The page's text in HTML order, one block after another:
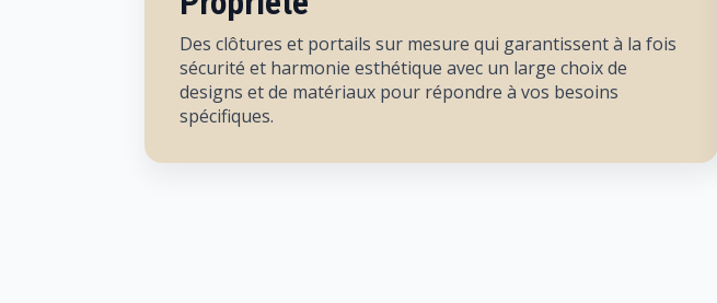
Des clôtures et portails sur mesure qui garantissent à la fois
sécurité et harmonie esthétique avec un large choix de
designs et de matériaux pour répondre à vos besoins
spécifiques.